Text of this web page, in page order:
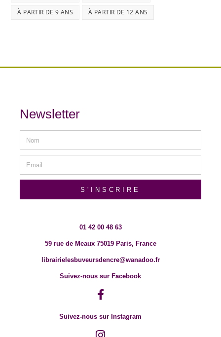
À PARTIR DE 9 ANS À PARTIR DE 12 ANS
Newsletter
S'INSCRIRE
01 42 00 48 63
59 rue de Meaux 75019 Paris, France
librairielesbuveursdencre@wanadoo.fr
Suivez-nous sur Facebook
Suivez-nous sur Instagram